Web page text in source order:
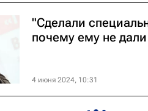
"Сделали
почему ему не
4 июня 2024, 10:31